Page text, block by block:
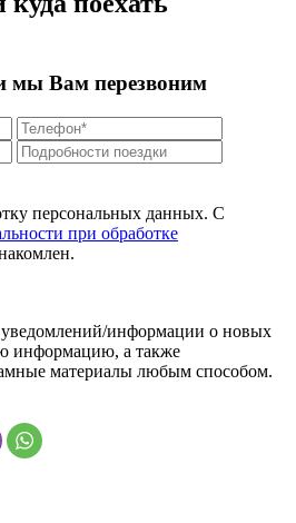
мы Вам перезвоним
персональных данных. С
при обработке
уведомлений/информации о новых
информацию, а также
материалы любым способом.